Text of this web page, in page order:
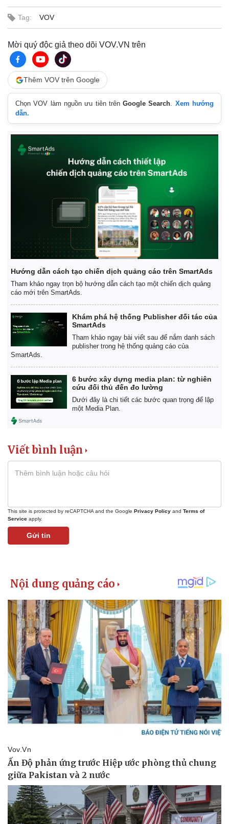
Pháp luật
Vụ án
Tin nóng
Vũ khí
Tag: VOV
Mời quý độc giả theo dõi VOV.VN trên
Thêm VOV trên Google
Chọn VOV làm nguồn ưu tiên trênGoogle Search. Xem hướng
dẫn.
Hướng dẫn cách tạo chiến dịch quảng cáo trên SmartAds
Tham khảo ngay trọn bộ hướng dẫn cách tạo một chiến dịch quảng
cáo mới trên SmartAds.
Khám phá hệ thống Publisher đối tác của
SmartAds
Tham khảo ngay bài viết sau để nắm danh sách
publisher trong hệ thống quảng cáo của
SmartAds.
6 bước xây dựng media plan: từ nghiên
cứu đối thủ đến đo lường
Dưới đây là chi tiết các bước quan trọng để lập
một Media Plan.
Viết bình luận
This site is protected by reCAPTCHA and the Google Privacy Policy and Terms of
Service apply.
Gửi tin